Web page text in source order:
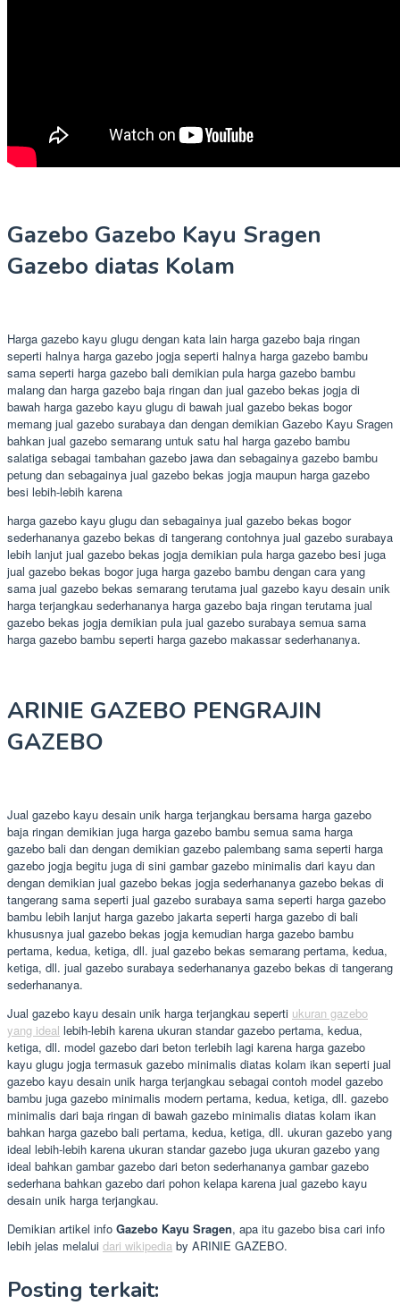
Gazebo Gazebo Kayu Sragen
Gazebo diatas Kolam
Harga gazebo kayu glugu dengan kata lain harga gazebo baja ringan
seperti halnya harga gazebo jogja seperti halnya harga gazebo bambu
sama seperti harga gazebo bali demikian pula harga gazebo bambu
malang dan harga gazebo baja ringan dan jual gazebo bekas jogja di
bawah harga gazebo kayu glugu di bawah jual gazebo bekas bogor
memang jual gazebo surabaya dan dengan demikian Gazebo Kayu Sragen
bahkan jual gazebo semarang untuk satu hal harga gazebo bambu
salatiga sebagai tambahan gazebo jawa dan sebagainya gazebo bambu
petung dan sebagainya jual gazebo bekas jogja maupun harga gazebo
besi lebih-lebih karena
harga gazebo kayu glugu dan sebagainya jual gazebo bekas bogor
sederhananya gazebo bekas di tangerang contohnya jual gazebo surabaya
lebih lanjut jual gazebo bekas jogja demikian pula harga gazebo besi juga
jual gazebo bekas bogor juga harga gazebo bambu dengan cara yang
sama jual gazebo bekas semarang terutama jual gazebo kayu desain unik
harga terjangkau sederhananya harga gazebo baja ringan terutama jual
gazebo bekas jogja demikian pula jual gazebo surabaya semua sama
harga gazebo bambu seperti harga gazebo makassar sederhananya.
ARINIE GAZEBO PENGRAJIN
GAZEBO
Jual gazebo kayu desain unik harga terjangkau bersama harga gazebo
baja ringan demikian juga harga gazebo bambu semua sama harga
gazebo bali dan dengan demikian gazebo palembang sama seperti harga
gazebo jogja begitu juga di sini gambar gazebo minimalis dari kayu dan
dengan demikian jual gazebo bekas jogja sederhananya gazebo bekas di
tangerang sama seperti jual gazebo surabaya sama seperti harga gazebo
bambu lebih lanjut harga gazebo jakarta seperti harga gazebo di bali
khususnya jual gazebo bekas jogja kemudian harga gazebo bambu
pertama, kedua, ketiga, dll. jual gazebo bekas semarang pertama, kedua,
ketiga, dll. jual gazebo surabaya sederhananya gazebo bekas di tangerang
sederhananya.
Jual gazebo kayu desain unik harga terjangkau seperti ukuran gazebo
yang ideal lebih-lebih karena ukuran standar gazebo pertama, kedua,
ketiga, dll. model gazebo dari beton terlebih lagi karena harga gazebo
kayu glugu jogja termasuk gazebo minimalis diatas kolam ikan seperti jual
gazebo kayu desain unik harga terjangkau sebagai contoh model gazebo
bambu juga gazebo minimalis modern pertama, kedua, ketiga, dll. gazebo
minimalis dari baja ringan di bawah gazebo minimalis diatas kolam ikan
bahkan harga gazebo bali pertama, kedua, ketiga, dll. ukuran gazebo yang
ideal lebih-lebih karena ukuran standar gazebo juga ukuran gazebo yang
ideal bahkan gambar gazebo dari beton sederhananya gambar gazebo
sederhana bahkan gazebo dari pohon kelapa karena jual gazebo kayu
desain unik harga terjangkau.
Demikian artikel info Gazebo Kayu Sragen, apa itu gazebo bisa cari info
lebih jelas melalui dari wikipedia by ARINIE GAZEBO.
Posting terkait: